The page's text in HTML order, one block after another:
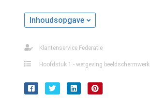
Inhoudsopgave
Klantenservice Federatie
Hoofdstuk 1 - wetgeving beeldschermwerk
om
gebruikt